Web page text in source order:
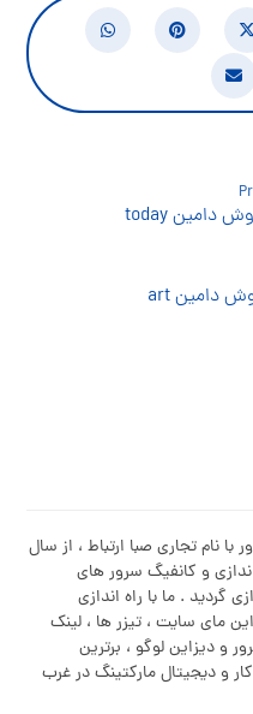
نام تجاری صبا ارتباط ، از سال
اندازی و کانفیگ سرور های
گردید . ما با راه اندازی
مای سایت ، تیزر ها ، لینک
و دیزاین لوگو ، برترین
و دیجیتال مارکتینگ در غرب